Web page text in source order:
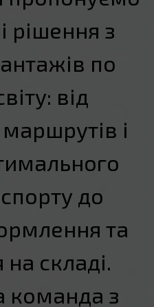
рішення з
по
від
і
до
та
на складі.
команда з